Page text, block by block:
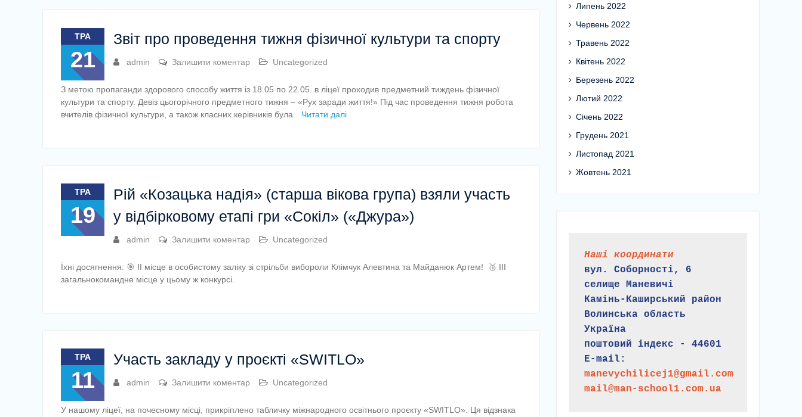
ТРА
21
Звіт про проведення тижня фізичної культури та спорту
admin Залишити коментар Uncategorized
З метою пропаганди здорового способу життя із 18.05 по 22.05. в ліцеї проходив предметний тиждень фізичної
культури та спорту. Девіз цьогорічного предметного тижня – «Рух заради життя!» Під час проведення тижня робота
вчителів фізичної культури, а також класних керівників була
Читати далі
ТРА
19
Рій «Козацька надія» (старша вікова група) взяли участь
у відбірковому етапі гри «Сокіл» («Джура»)
admin Залишити коментар Uncategorized
Їхні досягнення: 🎯 ІІ місце в особистому заліку зі стрільби вибороли Клімчук Алевтина та Майданюк Артем! 🥉 ІІІ
загальнокомандне місце у цьому ж конкурсі.
ТРА
11
Участь закладу у проєкті «SWITLO»
admin Залишити коментар Uncategorized
У нашому ліцеї, на почесному місці, прикріплено табличку міжнародного освітнього проєкту «SWITLO». Ця відзнака
Липень 2022
Червень 2022
Травень 2022
Квітень 2022
Березень 2022
Лютий 2022
Січень 2022
Грудень 2021
Листопад 2021
Жовтень 2021
Наші координати
вул. Соборності, 6
селище Маневичі
Камінь-Каширський район
Волинська область
Україна
поштовий індекс - 44601
E-mail:
manevychilicej1@gmail.com
mail@man-school1.com.ua